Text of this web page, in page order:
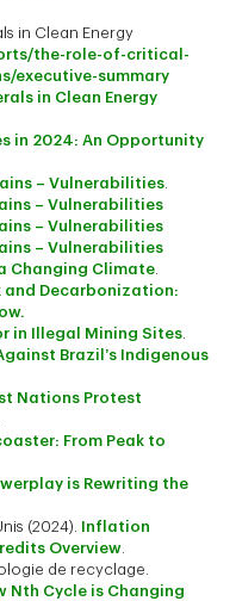
in Clean Energy
the-role-of-critical-
executive-summary
in Clean Energy
in 2024: An Opportunity
– Vulnerabilities
– Vulnerabilities
– Vulnerabilities
– Vulnerabilities
Changing Climate
and Decarbonization:
in Illegal Mining Sites
Brazil’s Indigenous
Nations Protest
From Peak to
is Rewriting the
(2024).
Inflation
Overview
de recyclage.
Nth Cycle is Changing